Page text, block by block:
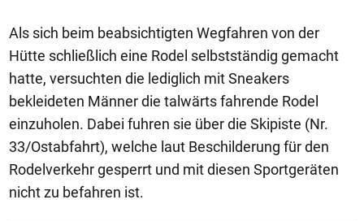
Als sich beim beabsichtigten Wegfahren von der
Hütte schließlich eine Rodel selbstständig gemacht
hatte, versuchten die lediglich mit Sneakers
bekleideten Männer die talwärts fahrende Rodel
einzuholen. Dabei fuhren sie über die Skipiste (Nr.
33/Ostabfahrt), welche laut Beschilderung für den
Rodelverkehr gesperrt und mit diesen Sportgeräten
nicht zu befahren ist.